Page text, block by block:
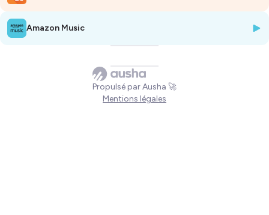
Amazon Music
Propulsé par Ausha 🚀
Mentions légales